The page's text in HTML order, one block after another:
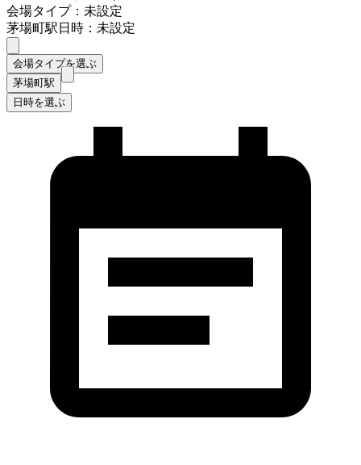
会場タイプ：未設定
茅場町駅日時：未設定
会場タイプを選ぶ
茅場町駅
日時を選ぶ